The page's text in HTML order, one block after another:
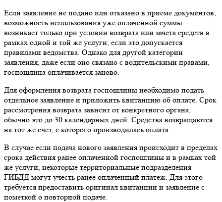
Если заявление не подано или отказано в приеме документов,
возможность использования уже оплаченной суммы
возникает только при условии возврата или зачета средств в
рамках одной и той же услуги, если это допускается
правилами ведомства. Однако для другой категории
заявления, даже если оно связано с водительскими правами,
госпошлина оплачивается заново.
Для оформления возврата госпошлины необходимо подать
отдельное заявление и приложить квитанцию об оплате. Срок
рассмотрения возврата зависит от конкретного органа,
обычно это до 30 календарных дней. Средства возвращаются
на тот же счет, с которого производилась оплата.
В случае если подача нового заявления происходит в пределах
срока действия ранее оплаченной госпошлины и в рамках той
же услуги, некоторые территориальные подразделения
ГИБДД могут учесть ранее оплаченный платеж. Для этого
требуется предоставить оригинал квитанции и заявление с
пометкой о повторной подаче.